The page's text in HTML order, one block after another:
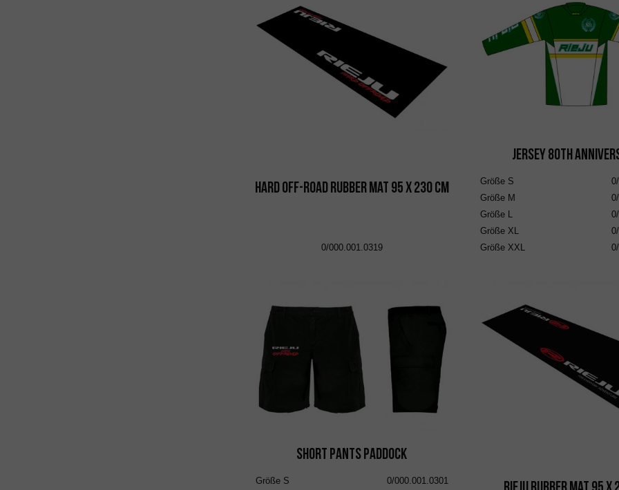
Hard Off-Road Rubber Mat 95 x 230 cm
0/000.001.0319
Jersey 80th
Größe S
Größe M
Größe L
Größe XL
Größe XXL
Short Pants Paddock
Größe S 0/000.001.0301 RIEJU Rubber Mat 95 x